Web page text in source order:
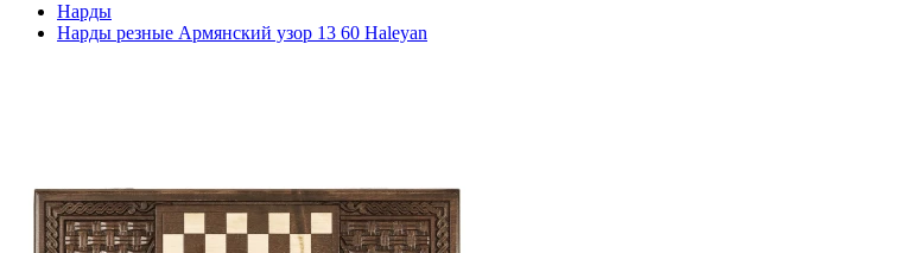
Нарды
Нарды резные Армянский узор 13 60 Haleyan